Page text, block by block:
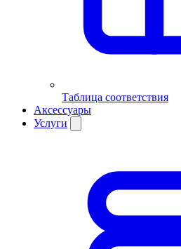
Таблица соответствия
Аксессуары
Услуги